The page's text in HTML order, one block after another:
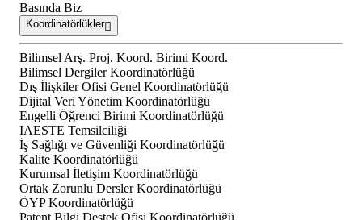
Basında Biz
Koordinatörlükler
Bilimsel Arş. Proj. Koord. Birimi Koord.
Bilimsel Dergiler Koordinatörlüğü
Dış İlişkiler Ofisi Genel Koordinatörlüğü
Dijital Veri Yönetim Koordinatörlüğü
Engelli Öğrenci Birimi Koordinatörlüğü
IAESTE Temsilciliği
İş Sağlığı ve Güvenliği Koordinatörlüğü
Kalite Koordinatörlüğü
Kurumsal İletişim Koordinatörlüğü
Ortak Zorunlu Dersler Koordinatörlüğü
ÖYP Koordinatörlüğü